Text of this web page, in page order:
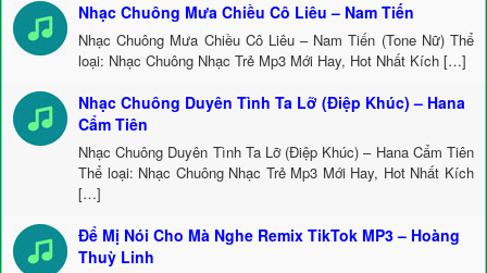
Nhạc Chuông Mưa Chiều Cô Liêu – Nam Tiến
Nhạc Chuông Mưa Chiều Cô Liêu – Nam Tiến (Tone Nữ) Thể
loại: Nhạc Chuông Nhạc Trẻ Mp3 Mới Hay, Hot Nhất Kích […]
Nhạc Chuông Duyên Tình Ta Lỡ (Điệp Khúc) – Hana
Cẩm Tiên
Nhạc Chuông Duyên Tình Ta Lỡ (Điệp Khúc) – Hana Cẩm Tiên
Thể loại: Nhạc Chuông Nhạc Trẻ Mp3 Mới Hay, Hot Nhất Kích
[…]
Để Mị Nói Cho Mà Nghe Remix TikTok MP3 – Hoàng
Thuỳ Linh